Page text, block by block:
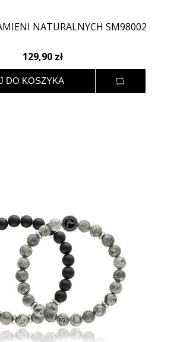
NATURALNYCH SM98002
129,90 zł